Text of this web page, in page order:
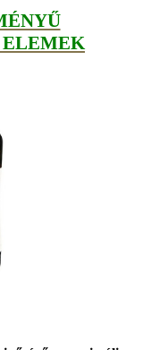
ELEMEK